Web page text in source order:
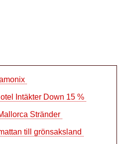
Intäkter Down 15 %
Stränder
till grönsaksland